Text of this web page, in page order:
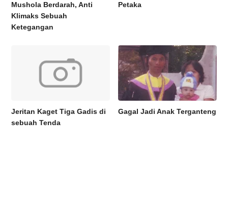
Mushola Berdarah, Anti
Klimaks Sebuah
Ketegangan
Petaka
Jeritan Kaget Tiga Gadis di
sebuah Tenda
Gagal Jadi Anak Terganteng